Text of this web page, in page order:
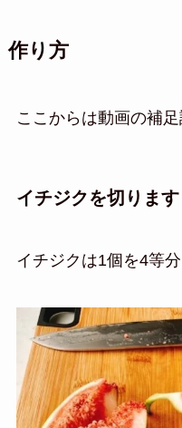
作り方
ここからは動画の補
イチジクを切ります
イチジクは1個を4等